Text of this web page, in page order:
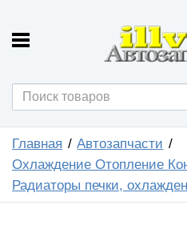
Главная
Автозапчасти
Охлаждение Отопление
Радиаторы печки,